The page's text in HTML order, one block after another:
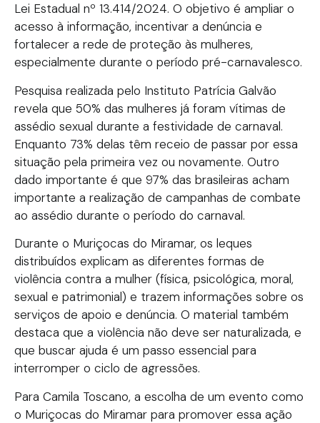
Lei Estadual nº 13.414/2024. O objetivo é ampliar o
acesso à informação, incentivar a denúncia e
fortalecer a rede de proteção às mulheres,
especialmente durante o período pré-carnavalesco.
Pesquisa realizada pelo Instituto Patrícia Galvão
revela que 50% das mulheres já foram vítimas de
assédio sexual durante a festividade de carnaval.
Enquanto 73% delas têm receio de passar por essa
situação pela primeira vez ou novamente. Outro
dado importante é que 97% das brasileiras acham
importante a realização de campanhas de combate
ao assédio durante o período do carnaval.
Durante o Muriçocas do Miramar, os leques
distribuídos explicam as diferentes formas de
violência contra a mulher (física, psicológica, moral,
sexual e patrimonial) e trazem informações sobre os
serviços de apoio e denúncia. O material também
destaca que a violência não deve ser naturalizada, e
que buscar ajuda é um passo essencial para
interromper o ciclo de agressões.
Para Camila Toscano, a escolha de um evento como
o Muriçocas do Miramar para promover essa ação